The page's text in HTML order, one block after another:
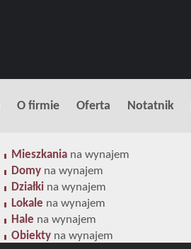
O firmie Oferta Notatnik
Mieszkania na wynajem
Domy na wynajem
Działki na wynajem
Lokale na wynajem
Hale na wynajem
Obiekty na wynajem